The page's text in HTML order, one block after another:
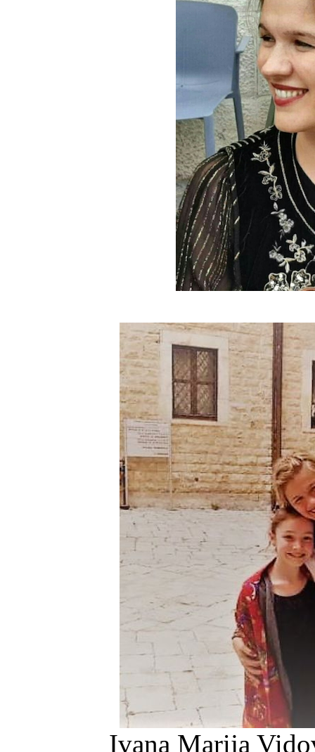
Ivana Marija